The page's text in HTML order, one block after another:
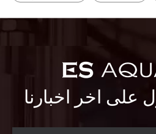
اخر اخبارنا